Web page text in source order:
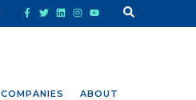
COMPANIES ABOUT